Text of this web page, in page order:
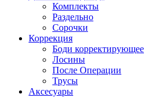
Комплекты
Раздельно
Сорочки
Коррекция
Боди корректирующее
Лосины
После Операции
Трусы
Аксесуары